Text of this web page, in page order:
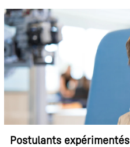
Postulants expérimentés